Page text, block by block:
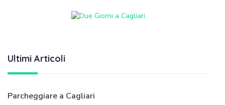
Ultimi Articoli
Parcheggiare a Cagliari